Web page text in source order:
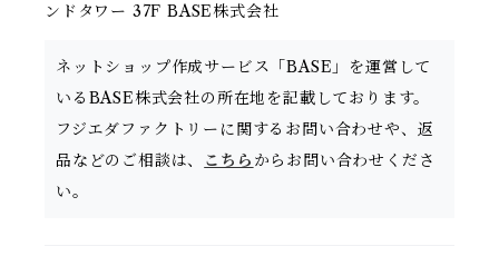
ンドタワー 37F BASE株式会社
ネットショップ作成サービス「BASE」を運営して
いるBASE株式会社の所在地を記載しております。
フジエダファクトリーに関するお問い合わせや、返
品などのご相談は、 こちら からお問い合わせくださ
い。